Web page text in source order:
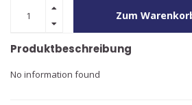
Zum
Produktbeschreibung
No information found